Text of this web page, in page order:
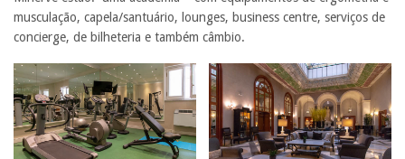
musculação, capela/santuário, lounges, business centre, serviços de
concierge, de bilheteria e também câmbio.